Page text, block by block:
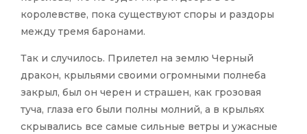
королевстве, пока существуют споры и раздоры
между тремя баронами.
Так и случилось. Прилетел на землю Черный
дракон, крыльями своими огромными полнеба
закрыл, был он черен и страшен, как грозовая
туча, глаза его были полны молний, а в крыльях
скрывались все самые сильные ветры и ужасные